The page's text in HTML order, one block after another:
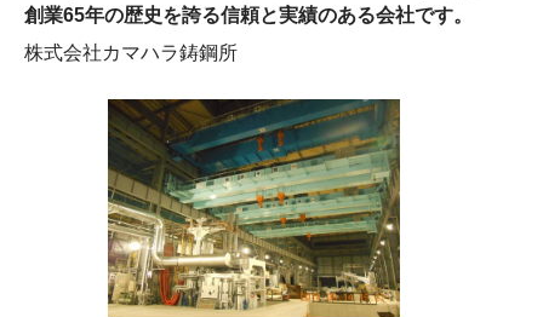
創業65年の歴史を誇る信頼と実績のある会社です。
株式会社カマハラ鋳鋼所